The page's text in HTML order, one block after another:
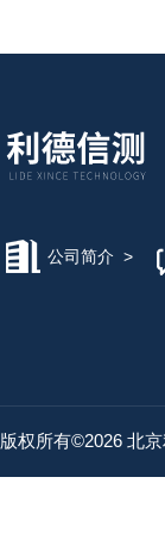
公司简介 >
版权所有©2026 北